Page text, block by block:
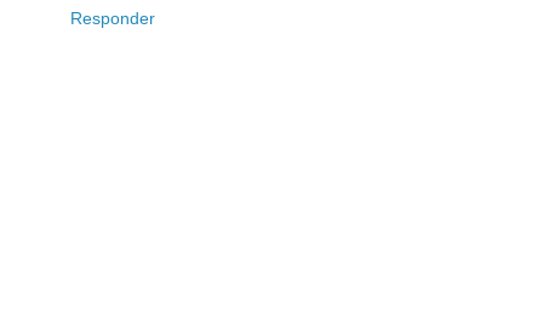
Responder